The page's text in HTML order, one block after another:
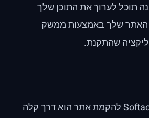
תוכל לערוך את התוכן שלך
האתר שלך באמצעות ממשק
שהתקנת.
שימוש ב-Softaculous להקמת אתר הוא דרך קלה